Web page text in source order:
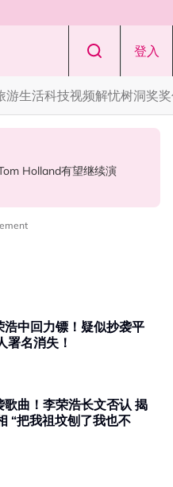
登入
游生活科技视频解忧树洞奖
心声：真相终究会浮出水
人合唱《流星雨》，梦回
Holland有望继续演
浩中回力镖！疑似抄袭平
署名消失！
歌曲！李荣浩长文否认 揭
“把我祖坟刨了我也不